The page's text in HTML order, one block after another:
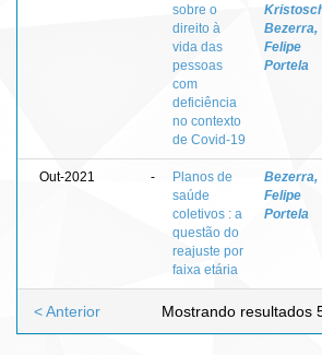
sobre o
direito à
vida das
pessoas
com
deficiência
no contexto
de Covid-19
Bezerra,
Felipe
Portela
Out-2021 -
Planos de
saúde
coletivos : a
questão do
reajuste por
faixa etária
Bezerra,
Felipe
Portela
Mostrando resultados
< Anterior